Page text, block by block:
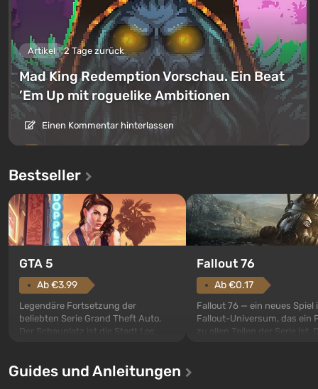
Artikel 2 Tage zurück
Mad King Redemption Vorschau. Ein Beat
’Em Up mit roguelike Ambitionen
Einen Kommentar hinterlassen
Bestseller
GTA 5
Ab €3.99
Legendäre Fortsetzung der
beliebten Serie Grand Theft Auto.
Der Schauplatz ist die Stadt Los
ersten Mal erzählt das Spiel die
Geschichte von drei Charakteren:
Fallout 76
Ab €0.17
Fallout 76 — ein neues Spiel
Fallout-Universum, das ein
zu allen Teilen der Serie ist.
Guides und Anleitungen